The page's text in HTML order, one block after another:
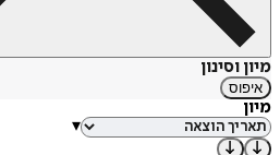
מיון וסינון
איפוס
מיון
▾